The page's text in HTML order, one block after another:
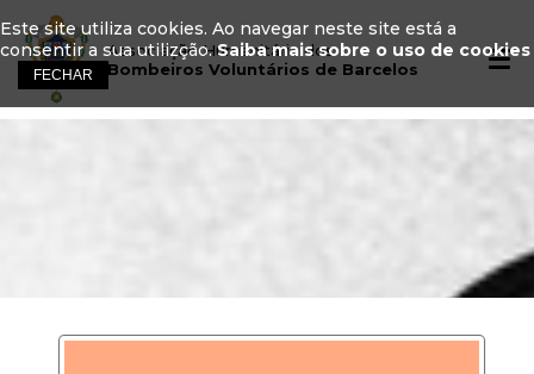
Associação Humanitária dos
Bombeiros Voluntários de Barcelos
Este site utiliza cookies. Ao navegar neste site está a
consentir a sua utilizção.Saiba mais sobre o uso de cookies